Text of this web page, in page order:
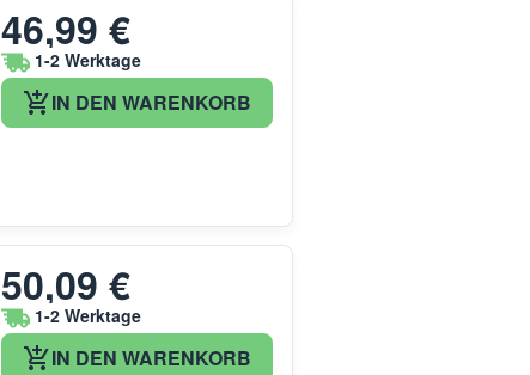
46,99 €
1-2 Werktage
IN DEN WARENKORB
50,09 €
1-2 Werktage
IN DEN WARENKORB